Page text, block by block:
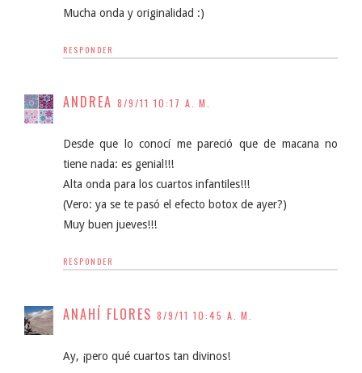
Mucha onda y originalidad :)
RESPONDER
ANDREA 8/9/11 10:17 A. M.
Desde que lo conocí me pareció que de macana no
tiene nada: es genial!!!
Alta onda para los cuartos infantiles!!!
(Vero: ya se te pasó el efecto botox de ayer?)
Muy buen jueves!!!
RESPONDER
ANAHÍ FLORES 8/9/11 10:45 A. M.
Ay, ¡pero qué cuartos tan divinos!